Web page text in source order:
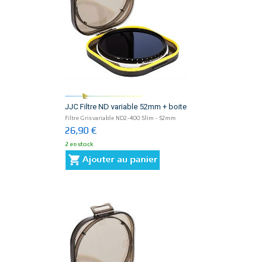
JJC Filtre ND variable 52mm + boite
Filtre Gris variable ND2-400 Slim - 52mm
26,90 €
2 en stock